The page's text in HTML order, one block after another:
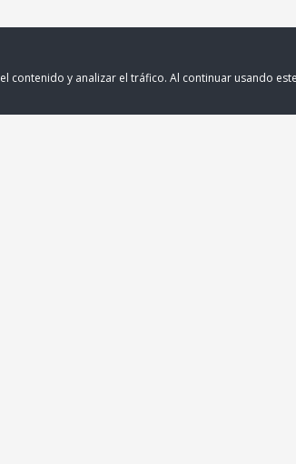
contenido y analizar el tráfico. Al continuar usando